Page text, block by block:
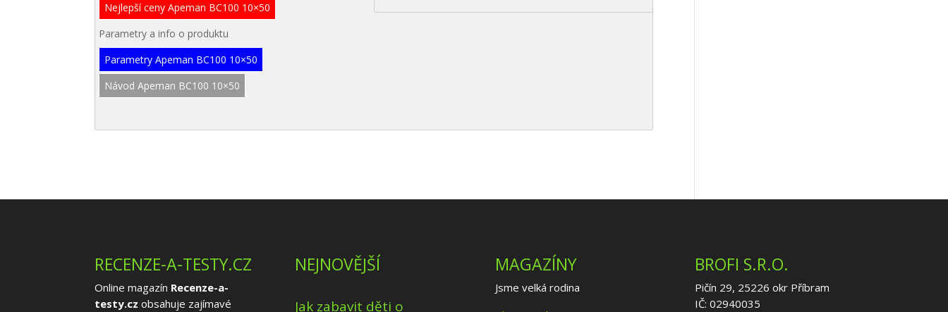
Nejlepší ceny Apeman BC100 10×50
Parametry a info o produktu
Parametry Apeman BC100 10×50
Návod Apeman BC100 10×50
RECENZE-A-TESTY.CZ
Online magazín Recenze-a-
testy.cz obsahuje zajímavé
NEJNOVĚJŠÍ
Jak zabavit děti o
MAGAZÍNY
Jsme velká rodina
BROFI S.R.O.
Pičín 29, 25226 okr Příbram
IČ: 02940035